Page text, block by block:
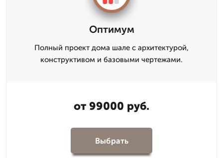
Оптимум
Полный проект дома шале с архитектурой,
конструктивом и базовыми чертежами.
от 99000 руб.
Выбрать